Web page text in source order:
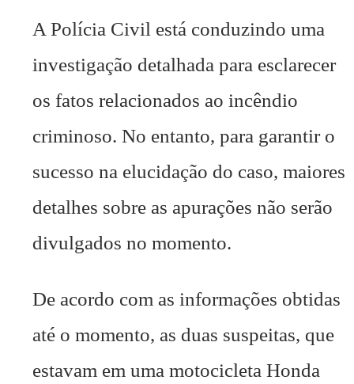
A Polícia Civil está conduzindo uma
investigação detalhada para esclarecer
os fatos relacionados ao incêndio
criminoso. No entanto, para garantir o
sucesso na elucidação do caso, maiores
detalhes sobre as apurações não serão
divulgados no momento.
De acordo com as informações obtidas
até o momento, as duas suspeitas, que
estavam em uma motocicleta Honda